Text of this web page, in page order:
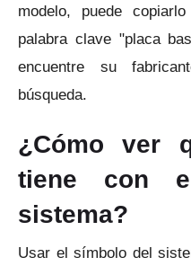
modelo, puede
palabra clave "placa
encuentre su
búsqueda.
¿Cómo ver
tiene con
sistema?
Usar el símbolo del